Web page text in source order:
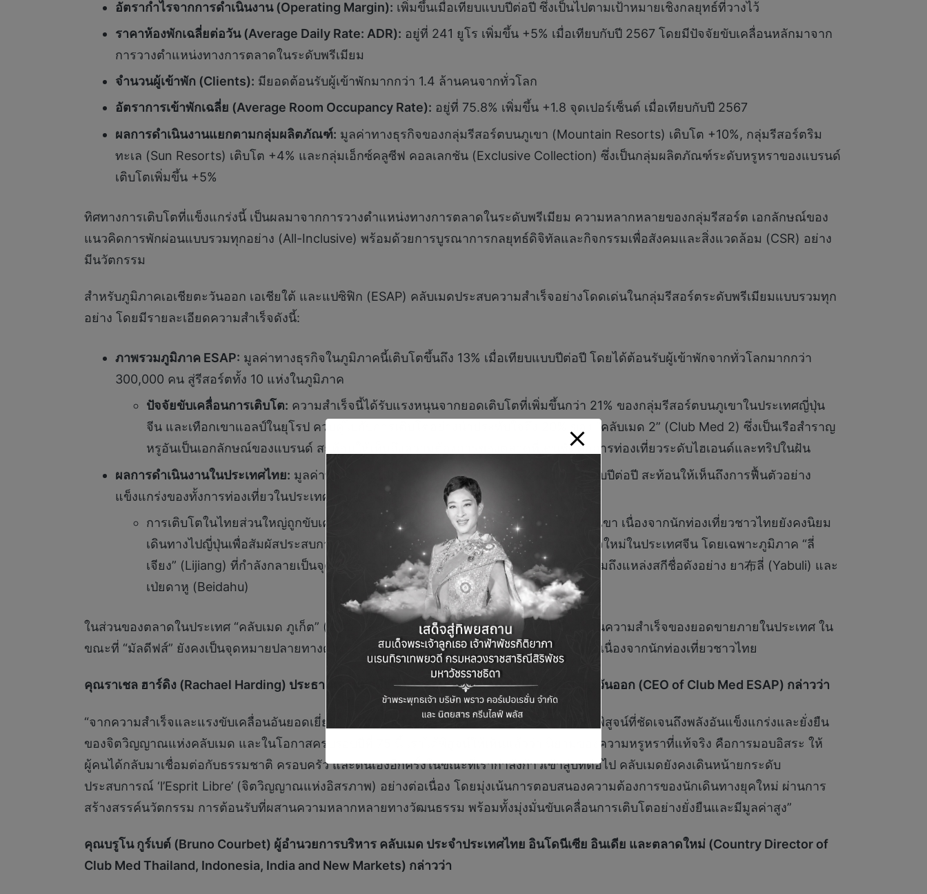
อัตรากำไรจากการดำเนินงาน (Operating Margin): เพิ่มขึ้นเมื่อเทียบแบบปีต่อปี ซึ่งเป็นไปตามเป้าหมายเชิงกลยุทธ์ที่วางไว้
ราคาห้องพักเฉลี่ยต่อวัน (Average Daily Rate: ADR): อยู่ที่ 241 ยูโร เพิ่มขึ้น +5% เมื่อเทียบกับปี 2567 โดยมีปัจจัยขับเคลื่อนหลักมาจาก
การวางตำแหน่งทางการตลาดในระดับพรีเมียม
จำนวนผู้เข้าพัก (Clients): มียอดต้อนรับผู้เข้าพักมากกว่า 1.4 ล้านคนจากทั่วโลก
อัตราการเข้าพักเฉลี่ย (Average Room Occupancy Rate): อยู่ที่ 75.8% เพิ่มขึ้น +1.8 จุดเปอร์เซ็นต์ เมื่อเทียบกับปี 2567
ผลการดำเนินงานแยกตามกลุ่มผลิตภัณฑ์: มูลค่าทางธุรกิจของกลุ่มรีสอร์ตบนภูเขา (Mountain Resorts) เติบโต +10%, กลุ่มรีสอร์ตริม
ทะเล (Sun Resorts) เติบโต +4% และกลุ่มเอ็กซ์คลูซีฟ คอลเลกชัน (Exclusive Collection) ซึ่งเป็นกลุ่มผลิตภัณฑ์ระดับหรูหราของแบรนด์
เติบโตเพิ่มขึ้น +5%
ทิศทางการเติบโตที่แข็งแกร่งนี้ เป็นผลมาจากการวางตำแหน่งทางการตลาดในระดับพรีเมียม ความหลากหลายของกลุ่มรีสอร์ต เอกลักษณ์ของ
แนวคิดการพักผ่อนแบบรวมทุกอย่าง (All-Inclusive) พร้อมด้วยการบูรณาการกลยุทธ์ดิจิทัลและกิจกรรมเพื่อสังคมและสิ่งแวดล้อม (CSR) อย่าง
มีนวัตกรรม
สำหรับภูมิภาคเอเชียตะวันออก เอเชียใต้ และแปซิฟิก (ESAP) คลับเมดประสบความสำเร็จอย่างโดดเด่นในกลุ่มรีสอร์ตระดับพรีเมียมแบบรวมทุก
อย่าง โดยมีรายละเอียดความสำเร็จดังนี้:
ภาพรวมภูมิภาค ESAP: มูลค่าทางธุรกิจในภูมิภาคนี้เติบโตขึ้นถึง 13% เมื่อเทียบแบบปีต่อปี โดยได้ต้อนรับผู้เข้าพักจากทั่วโลกมากกว่า
300,000 คน สู่รีสอร์ตทั้ง 10 แห่งในภูมิภาค
ปัจจัยขับเคลื่อนการเติบโต: ความสำเร็จนี้ได้รับแรงหนุนจากยอดเติบโตที่เพิ่มขึ้นกว่า 21% ของกลุ่มรีสอร์ตบนภูเขาในประเทศญี่ปุ่น
จีน และเทือกเขาแอลป์ในยุโรป ควบคู่ไปกับการเติบโตอย่างน่าประทับใจถึง 20% ของ “คลับเมด 2” (Club Med 2) ซึ่งเป็นเรือสำราญ
หรูอันเป็นเอกลักษณ์ของแบรนด์ สะท้อนให้เห็นถึงความต้องการของตลาดที่เด่นชัดต่อการท่องเที่ยวระดับไฮเอนด์และทริปในฝัน
ผลการดำเนินงานในประเทศไทย: มูลค่าทางธุรกิจในประเทศไทยเติบโตขึ้น 15% เมื่อเทียบแบบปีต่อปี สะท้อนให้เห็นถึงการฟื้นตัวอย่าง
แข็งแกร่งของทั้งการท่องเที่ยวในประเทศและการเดินทางไปต่างประเทศ (Outbound)
การเติบโตในไทยส่วนใหญ่ถูกขับเคลื่อนด้วยยอดที่พุ่งสูงขึ้นถึง 23% ในกลุ่มรีสอร์ตบนภูเขา เนื่องจากนักท่องเที่ยวชาวไทยยังคงนิยม
เดินทางไปญี่ปุ่นเพื่อสัมผัสประสบการณ์สกีระดับโลก นอกจากนี้ ยังพบกระแสความสนใจใหม่ในประเทศจีน โดยเฉพาะภูมิภาค “ลี่
เจียง” (Lijiang) ที่กำลังกลายเป็นจุดหมายปลายทางยอดนิยมสำหรับผู้ที่ชื่นชอบภูเขา รวมถึงแหล่งสกีชื่อดังอย่าง ยา布ลี่ (Yabuli) และ
เป่ยดาหู (Beidahu)
ในส่วนของตลาดในประเทศ “คลับเมด ภูเก็ต” (Club Med Phuket) ยังคงเป็นกำลังสำคัญที่ขับเคลื่อนความสำเร็จของยอดขายภายในประเทศ ใน
ขณะที่ “มัลดีฟส์” ยังคงเป็นจุดหมายปลายทางต่างประเทศระดับพรีเมียมที่ได้รับความสนใจอย่างต่อเนื่องจากนักท่องเที่ยวชาวไทย
คุณราเชล ฮาร์ดิง (Rachael Harding) ประธานเจ้าหน้าที่บริหาร คลับเมด ภูมิภาคเอเชียแปซิฟิกตะวันออก (CEO of Club Med ESAP) กล่าวว่า
“จากความสำเร็จและแรงขับเคลื่อนอันยอดเยี่ยมในปีที่ผ่านมา ผลประกอบการในปี 2568ถือเป็นข้อพิสูจน์ที่ชัดเจนถึงพลังอันแข็งแกร่งและยั่งยืน
ของจิตวิญญาณแห่งคลับเมด และในโอกาสครบรอบปีที่ 75 นี้ เราได้พิสูจน์ให้เห็นแล้วว่า นิยามของความหรูหราที่แท้จริง คือการมอบอิสระ ให้
ผู้คนได้กลับมาเชื่อมต่อกับธรรมชาติ ครอบครัว และตนเองอีกครั้งในขณะที่เรากำลังก้าวเข้าสู่บทต่อไป คลับเมดยังคงเดินหน้ายกระดับ
ประสบการณ์ ‘l’Esprit Libre’ (จิตวิญญาณแห่งอิสรภาพ) อย่างต่อเนื่อง โดยมุ่งเน้นการตอบสนองความต้องการของนักเดินทางยุคใหม่ ผ่านการ
สร้างสรรค์นวัตกรรม การต้อนรับที่ผสานความหลากหลายทางวัฒนธรรม พร้อมทั้งมุ่งมั่นขับเคลื่อนการเติบโตอย่างยั่งยืนและมีมูลค่าสูง”
คุณบรูโน กูร์เบต์ (Bruno Courbet) ผู้อำนวยการบริหาร คลับเมด ประจำประเทศไทย อินโดนีเซีย อินเดีย และตลาดใหม่ (Country Director of
Club Med Thailand, Indonesia, India and New Markets) กล่าวว่า